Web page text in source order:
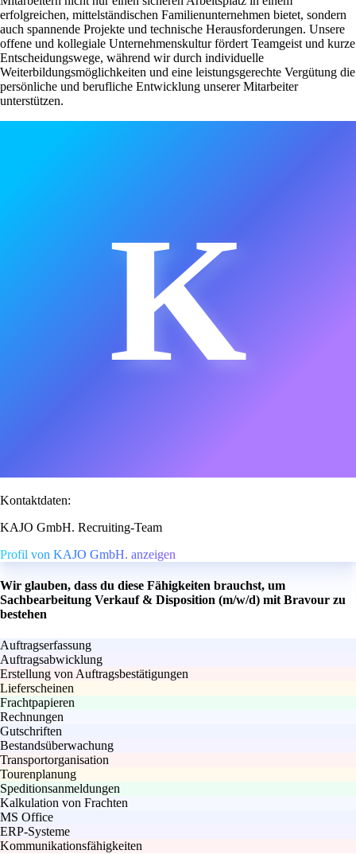
erfolgreichen, mittelständischen Familienunternehmen bietet, sondern
auch spannende Projekte und technische Herausforderungen. Unsere
offene und kollegiale Unternehmenskultur fördert Teamgeist und kurze
Entscheidungswege, während wir durch individuelle
Weiterbildungsmöglichkeiten und eine leistungsgerechte Vergütung die
persönliche und berufliche Entwicklung unserer Mitarbeiter
unterstützen.
K
Kontaktdaten:
KAJO GmbH. Recruiting-Team
Profil von KAJO GmbH. anzeigen
Wir glauben, dass du diese Fähigkeiten brauchst, um
Sachbearbeitung Verkauf & Disposition (m/w/d) mit Bravour zu
bestehen
Auftragserfassung
Auftragsabwicklung
Erstellung von Auftragsbestätigungen
Lieferscheinen
Frachtpapieren
Rechnungen
Gutschriften
Bestandsüberwachung
Transportorganisation
Tourenplanung
Speditionsanmeldungen
Kalkulation von Frachten
MS Office
ERP-Systeme
Kommunikationsfähigkeiten